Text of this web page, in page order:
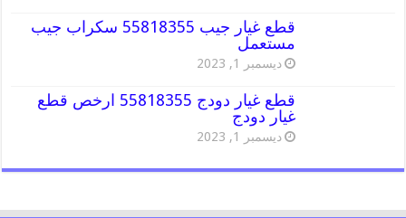
قطع غيار جيب 55818355 سكراب جيب
مستعمل
ديسمبر 1, 2023
قطع غيار دودج 55818355 ارخص قطع
غيار دودج
ديسمبر 1, 2023